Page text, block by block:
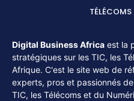
Digital Business Africa est la
stratégiques sur les TIC, les
Afrique. C'est le site web de
experts, pros et passionnés
TIC, les Télécoms et du